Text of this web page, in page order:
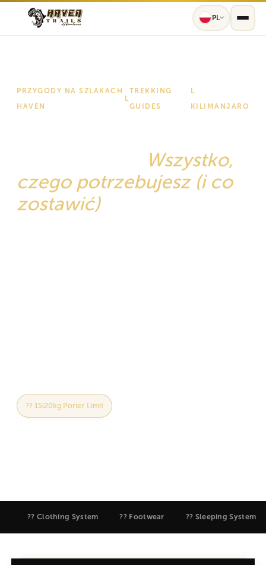
PL
PRZYGODY NA SZLAKACH
HAVEN
L
TREKKING
GUIDES
L
KILIMANJARO
Wszystko,
czego potrzebujesz (i co
zostawić)
?? 15l20kg Porter Limit
?? Clothing System ?? Footwear ?? Sleeping System